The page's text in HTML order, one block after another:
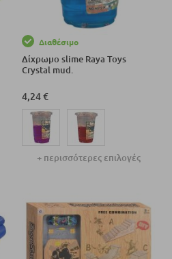
Διαθέσιμο
Δίχρωμο slime Raya Toys
Crystal mud.
4,24 €
+ περισσότερες επιλογές